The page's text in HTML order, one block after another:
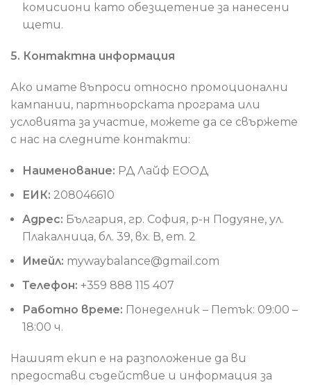
комисиони като обезщетение за нанесени
щети.
5. Контактна информация
Ако имате въпроси относно промоционални
кампании, партньорската програма или
условията за участие, можете да се свържете
с нас на следните контакти:
Наименование: РД Лайф ЕООД
ЕИК: 208046610
Адрес: България, гр. София, р-н Подуяне, ул.
Плакалница, бл. 39, вх. В, ет. 2
Имейл: mywaybalance@gmail.com
Телефон: +359 888 115 407
Работно време: Понеделник – Петък: 09:00 –
18:00 ч.
Нашият екип е на разположение да ви
предостави съдействие и информация за